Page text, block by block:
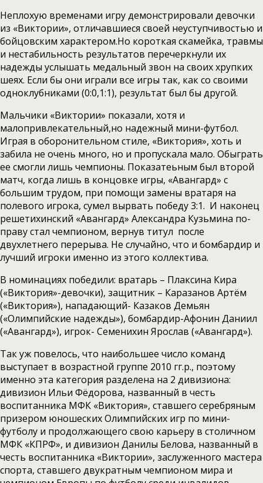
Неплохую временами игру демонстрировали девочки
из «Виктории», отличавшиеся своей неуступчивостью и
бойцовским характером.Но короткая скамейка, травмы
и нестабильность результатов перечеркнули их
надежды услышать медальный звон на своих хрупких
шеях. Если бы они играли все игры так, как со своими
одноклубниками (0:0,1:1), результат был бы другой.
Мальчики «Виктории» показали, хотя и
малопривлекательный,но надежный мини-футбол.
Играя в оборонительном стиле, «Виктория», хоть и
забила не очень много, но и пропускала мало. Обыграть
ее смогли лишь чемпионы. Показатеьным был второй
матч, когда лишь в концовке игры, «Авангард» с
большим трудом, при помощи замены вратаря на
полевого игрока, сумел вырвать победу 3:1. И наконец
решетихинский «Авангард» Александра Кузьмина по-
праву стал чемпионом, вернув титул после
двухлетнего перерыва. Не случайно, что и бомбардир и
лучший игроки именно из этого коллектива.
В номинациях победили: вратарь – Плаксина Кира
(«Виктория»-девочки), защитник – Каразанов Артём
(«Виктория»), нападающий- Казаков Демьян
(«Олимпийские надежды»), бомбардир-Афонин Даниил
(«Авангард»), игрок- Семенихин Ярослав («Авангард»).
Так уж повелось, что наибольшее число команд
выступает в возрастной группе 2010 гг.р., поэтому
именно эта категория разделена на 2 дивизиона:
дивизион Ильи Фёдорова, названный в честь
воспитанника МФК «Виктория», ставшего серебряным
призером юношеских Олимпийских игр по мини-
футболу и продолжающего свою карьеру в столичном
МФК «КПРФ», и дивизион Данилы Белова, названный в
честь воспитанника «Виктории», заслуженного мастера
спорта, ставшего двукратным чемпионом мира и